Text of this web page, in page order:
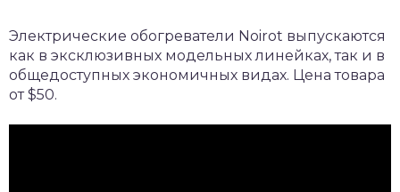
Электрические обогреватели Noirot выпускаются
как в эксклюзивных модельных линейках, так и в
общедоступных экономичных видах. Цена товара
от $50.